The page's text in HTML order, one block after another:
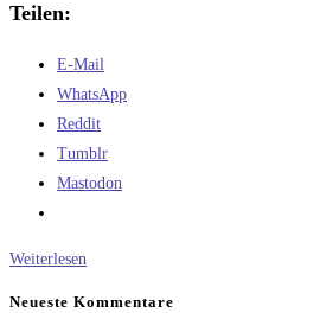
Teilen:
E-Mail
WhatsApp
Reddit
Tumblr
Mastodon
Weiterlesen
Neueste Kommentare